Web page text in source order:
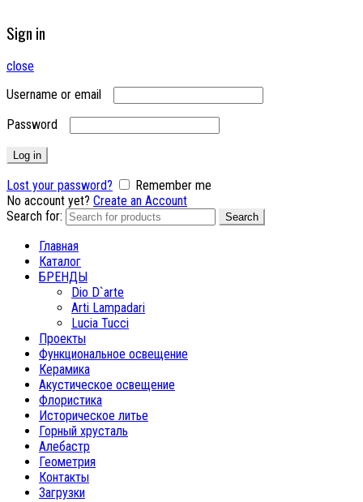
Sign in
close
Username or email
Password
Log in
Lost your password?
Remember me
No account yet? Create an Account
Search for:
Search
Главная
Каталог
БРЕНДЫ
Dio D`arte
Arti Lampadari
Lucia Tucci
Проекты
Функциональное освещение
Керамика
Акустическое освещение
Флористика
Историческое литье
Горный хрусталь
Алебастр
Геометрия
Контакты
Загрузки